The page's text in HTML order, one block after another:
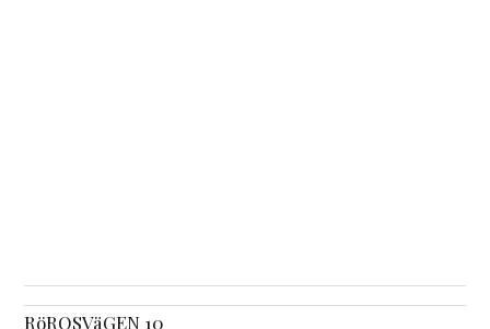
RöROSVäGEN 10